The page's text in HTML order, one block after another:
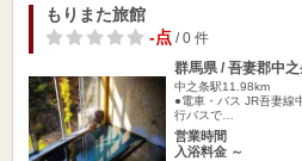
もりまた旅館
-点/ 0 件
群馬県 / 吾妻郡中
中之条駅11.98km
●電車・バス JR吾妻線
行バスで…
営業時間
入浴料金 ～